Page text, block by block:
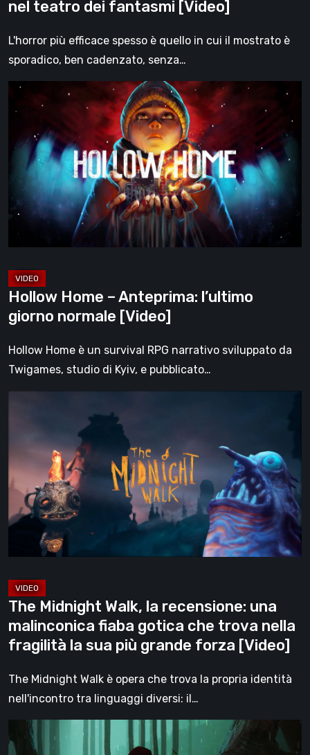
nel teatro dei fantasmi [Video]
L'horror più efficace spesso è quello in cui il mostrato è
sporadico, ben cadenzato, senza…
Hollow
Home
Anteprima:
l’ultimo
giorno
normale
Hollow Home – Anteprima: l’ultimo
giorno normale [Video]
Hollow Home è un survival RPG narrativo sviluppato da
Twigames, studio di Kyiv, e pubblicato…
la
recensione:
una
malinconica
gotica
trova
nella
fragilità
la
forza
[Video]
The Midnight Walk, la recensione: una
malinconica fiaba gotica che trova nella
fragilità la sua più grande forza [Video]
The Midnight Walk è opera che trova la propria identità
nell'incontro tra linguaggi diversi: il…
Legacy
of